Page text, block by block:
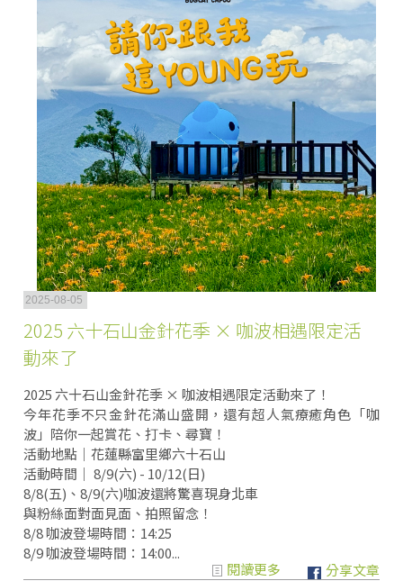
2025-08-05
2025 六十石山金針花季 × 咖波相遇限定活
動來了
2025 六十石山金針花季 × 咖波相遇限定活動來了！
今年花季不只金針花滿山盛開，還有超人氣療癒角色「咖
波」陪你一起賞花、打卡、尋寶！
活動地點｜花蓮縣富里鄉六十石山
活動時間｜ 8/9(六) - 10/12(日)
8/8(五)、8/9(六)咖波還將驚喜現身北車
與粉絲面對面見面、拍照留念！
8/8 咖波登場時間：14:25
8/9 咖波登場時間：14:00...
閱讀更多
分享文章